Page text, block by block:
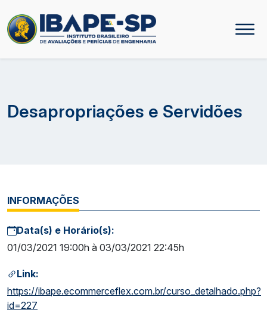
Desapropriações e Servidões
INFORMAÇÕES
Data(s) e Horário(s):
01/03/2021 19:00h à 03/03/2021 22:45h
Link:
https://ibape.ecommerceflex.com.br/curso_detalhado.php?
id=227